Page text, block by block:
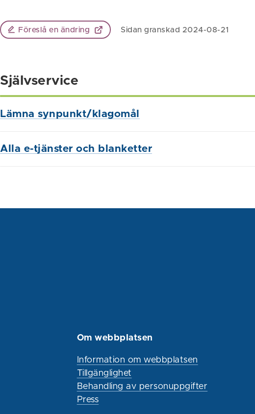
Föreslå en ändring Sidan granskad 2024-08-21
Självservice
Lämna synpunkt/klagomål
Alla e-tjänster och blanketter
Om webbplatsen
Information om webbplatsen
Tillgänglighet
Behandling av personuppgifter
Press